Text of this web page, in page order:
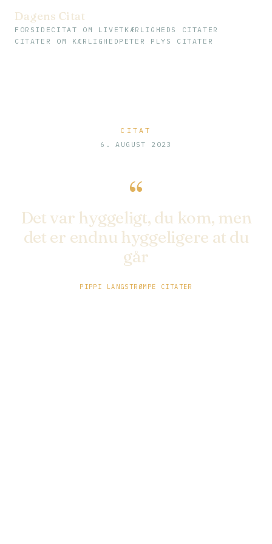
Dagens Citat
FORSIDE CITAT OM LIVET KÆRLIGHEDS CITATER
CITATER OM KÆRLIGHED PETER PLYS CITATER
CITAT
6. AUGUST 2023
“
Det var hyggeligt, du kom, men
det er endnu hyggeligere at du
går
PIPPI LANGSTRØMPE CITATER